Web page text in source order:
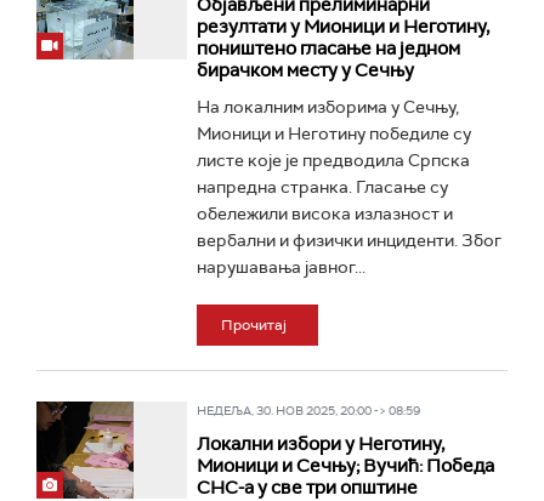
Објављени прелиминарни
резултати у Мионици и Неготину,
поништено гласање на једном
бирачком месту у Сечњу
На локалним изборима у Сечњу,
Мионици и Неготину победиле су
листе које је предводила Српска
напредна странка. Гласање су
обележили висока излазност и
вербални и физички инциденти. Због
нарушавања јавног...
Прочитај
НЕДЕЉА, 30. НОВ 2025, 20:00 -> 08:59
Локални избори у Неготину,
Мионици и Сечњу; Вучић: Победа
СНС-а у све три општине